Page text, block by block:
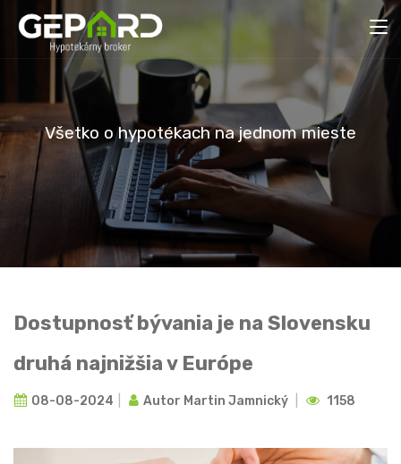
Všetko o hypotékach na jednom mieste
Dostupnosť bývania je na Slovensku
druhá najnižšia v Európe
08-08-2024 Autor Martin Jamnický 1158